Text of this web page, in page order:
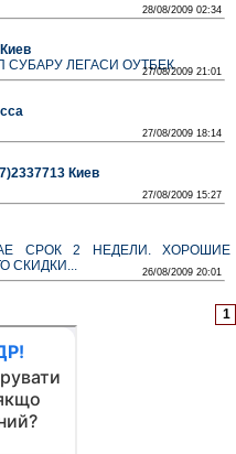
28/08/2009 02:34
СУБАРУ ЛЕГАСИ ОУТБЕК27/08/2009 21:01
27/08/2009 18:14
Киев
27/08/2009 15:27
СРОК 2 НЕДЕЛИ. ХОРОШИЕ
СКИДКИ...
26/08/2009 20:01
1